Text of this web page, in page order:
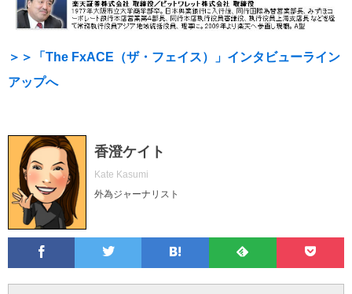
＞＞「The FxACE（ザ・フェイス）」インタビューライン
アップへ
香澄ケイト
Kate Kasumi
外為ジャーナリスト
Twitter
て
ブ
で
ォ
ロ
で
と
で